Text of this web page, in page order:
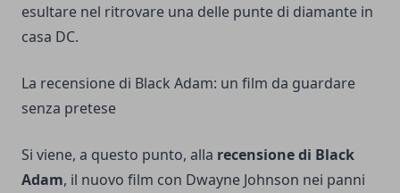
esultare nel ritrovare una delle punte di diamante in
casa DC.
La recensione di Black Adam: un film da guardare
senza pretese
Si viene, a questo punto, alla recensione di Black
Adam, il nuovo film con Dwayne Johnson nei panni